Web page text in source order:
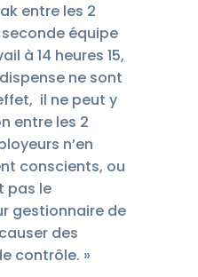
entre les 2
équipe
à 14 heures 15,
ne sont
il ne peut y
entre les 2
n’en
conscients, ou
pas le
gestionnaire de
des
contrôle. »